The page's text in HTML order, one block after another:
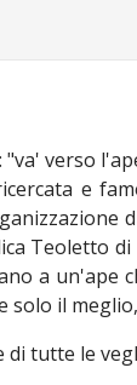
verso
e
Teoletto di
a un'ape
solo il
di tutte le